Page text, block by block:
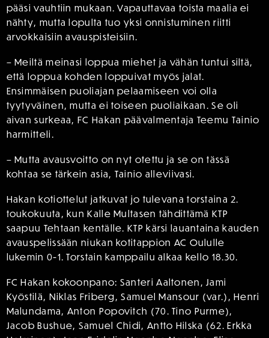
pääsi vauhtiin mukaan. Vapauttavaa toista maalia ei
nähty, mutta lopulta tuo yksi onnistuminen riitti
arvokkaisiin avauspisteisiin.
– Meiltä meinasi loppua miehet ja vähän tuntui siltä,
että loppua kohden loppuivat myös jalat.
Ensimmäisen puoliajan pelaamiseen voi olla
tyytyväinen, mutta ei toiseen puoliaikaan. Se oli
aivan surkeaa, FC Hakan päävalmentaja Teemu Tainio
harmitteli.
– Mutta avausvoitto on nyt otettu ja se on tässä
kohtaa se tärkein asia, Tainio alleviivasi.
Hakan kotiottelut jatkuvat jo tulevana torstaina 2.
toukokuuta, kun Kalle Multasen tähdittämä KTP
saapuu Tehtaan kentälle. KTP kärsi lauantaina kauden
avauspelissään niukan kotitappion AC Oululle
lukemin 0-1. Torstain kamppailu alkaa kello 18.30.
FC Hakan kokoonpano: Santeri Aaltonen, Jami
Kyöstilä, Niklas Friberg, Samuel Mansour (var.), Henri
Malundama, Anton Popovitch (70. Tino Purme),
Jacob Bushue, Samuel Chidi, Antto Hilska (62. Erkka